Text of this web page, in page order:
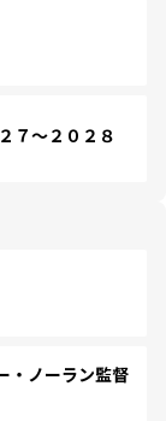
～２０２８
・ノーラン監督